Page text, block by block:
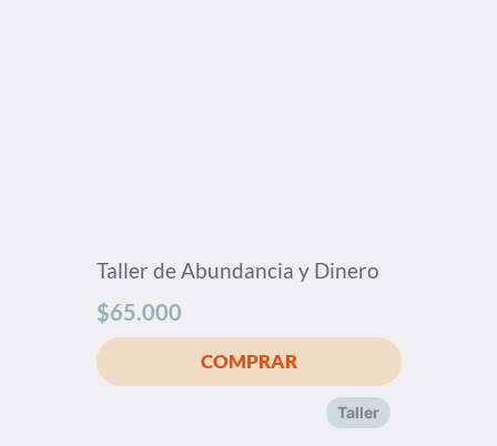
Taller de Abundancia y Dinero
$65.000
Taller